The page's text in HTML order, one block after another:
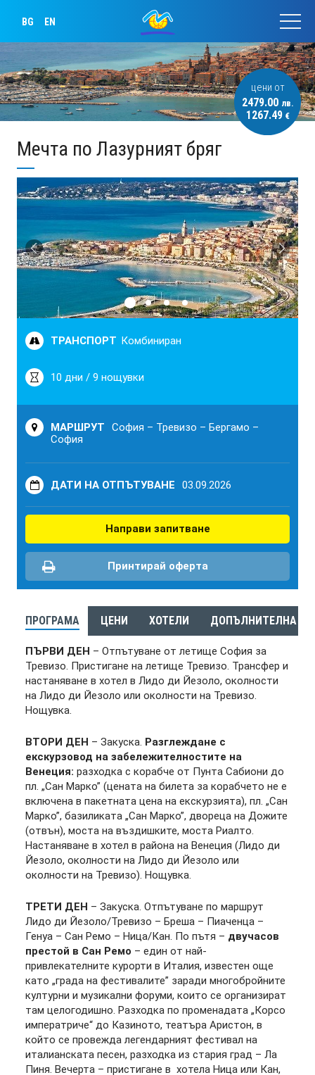
BG EN
Мечта по Лазурният бряг
цени от
2479.00 лв.
1267.49 €
ТРАНСПОРТ Комбиниран
10 дни / 9 нощувки
МАРШРУТ
София – Тревизо – Бергамо –
София
ДАТИ НА ОТПЪТУВАНЕ 03.09.2026
Направи запитване
Принтирай оферта
ПРОГРАМА ЦЕНИ ХОТЕЛИ ДОПЪЛНИТЕЛНА
ПЪРВИ ДЕН – Отпътуване от летище София за
Тревизо. Пристигане на летище Тревизо. Трансфер и
настаняване в хотел в Лидо ди Йезоло, околности
на Лидо ди Йезоло или околности на Тревизо.
Нощувка.
ВТОРИ ДЕН – Закуска. Разглеждане с
екскурзовод на забележителностите на
Венеция: разходка с корабче от Пунта Сабиони до
пл. „Сан Марко” (цената на билета за корабчето не е
включена в пакетната цена на екскурзията), пл. „Сан
Марко”, базиликата „Сан Марко”, двореца на Дожите
(отвън), моста на въздишките, моста Риалто.
Настаняване в хотел в района на Венеция (Лидо ди
Йезоло, околности на Лидо ди Йезоло или
околности на Тревизо). Нощувка.
ТРЕТИ ДЕН – Закуска. Отпътуване по маршрут
Лидо ди Йезоло/Тревизо – Бреша – Пиаченца –
Генуа – Сан Ремо – Ница/Кан. По пътя – двучасов
престой в Сан Ремо – един от най-
привлекателните курорти в Италия, известен още
като „града на фестивалите” заради многобройните
културни и музикални форуми, които се организират
там целогодишно. Разходка по променадата „Корсо
императриче“ до Казиното, театъра Аристон, в
който се провежда легендарният фестивал на
италианската песен, разходка из стария град – Ла
Пиня. Вечерта – пристигане в хотела Ница или Кан,